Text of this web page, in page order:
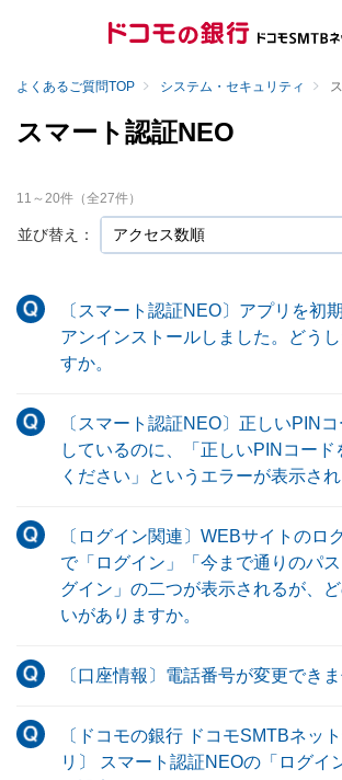
よくあるご質問TOP システム・セキュリティ
スマート認証NEO
並び替え：
11 ～20件（全27件）
〔スマート認証NEO〕アプリを初
アンインストールしました。どう
すか。
〔スマート認証NEO〕正しいPIN
しているのに、「正しいPINコード
ください」というエラーが表示され
〔ログイン関連〕WEBサイトのロ
で「ログイン」「今まで通りのパ
グイン」の二つが表示されるが、
いがありますか。
〔口座情報〕電話番号が変更できま
〔ドコモの銀行 ドコモSMTBネッ
リ〕 スマート認証NEOの「ログイ